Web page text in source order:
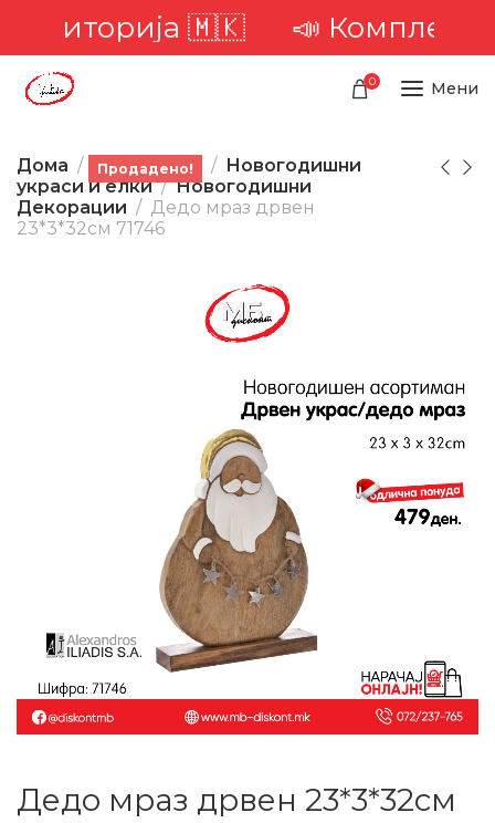
🇲🇰 📣 Комплетна
0 Мени
Дома Производи
Новогодишни
украси и елки
Новогодишни
Декорации
Дедо мраз дрвен
23*3*32см 71746
Продадено!
Дедо мраз дрвен 23*3*32см